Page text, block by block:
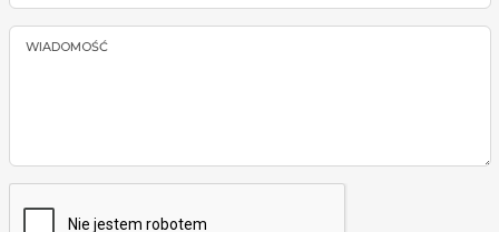
WIADOMOŚĆ